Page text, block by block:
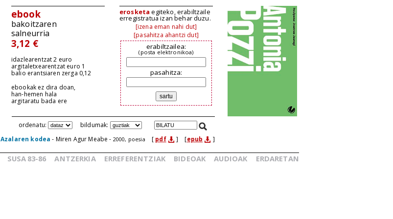
ebook
bakoitzaren
salneurria
3,12 €
idazlearentzat 2 euro
argitaletxearentzat euro 1
balio erantsiaren zerga 0,12
ebookak ez dira doan,
han-hemen hala
argitaratu bada ere
erosketa egiteko, erabiltzaile
erregistratua izan behar duzu.
[izena eman nahi dut]
[pasahitza ahantzi dut]
erabiltzailea:
(posta elektronikoa)
pasahitza:
ordenatu:
bildumak:
Azalaren kodea - Miren Agur Meabe - 2000, poesia [ pdf ] [epub ]
SUSA 83-86 ANTZERKIA ERREFERENTZIAK BIDEOAK AUDIOAK ERDARETAN